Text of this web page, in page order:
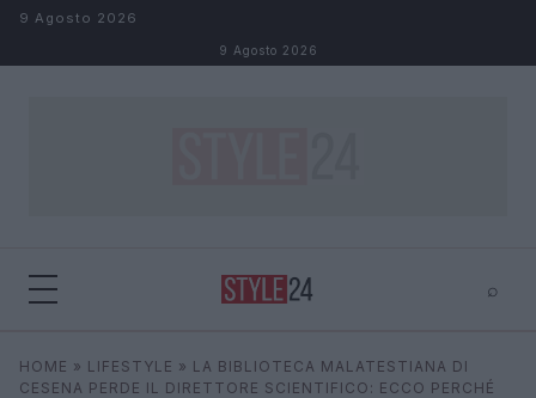
Salta al contenuto
9 Agosto 2026
9 Agosto 2026
⌕
Cerca ⌕
HOME » LIFESTYLE » LA BIBLIOTECA MALATESTIANA DI
CESENA PERDE IL DIRETTORE SCIENTIFICO: ECCO PERCHÉ